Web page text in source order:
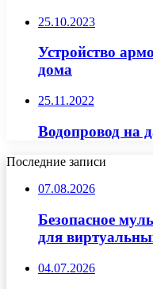
25.10.2023
Устройство
дома
25.11.2022
Водопровод на
Последние записи
07.08.2026
Безопасное
для
04.07.2026